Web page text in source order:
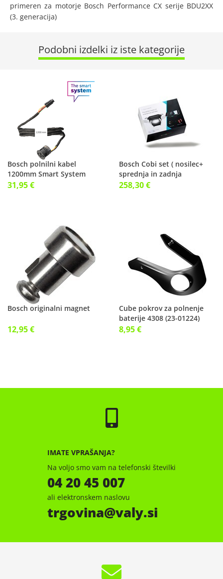
primeren za motorje Bosch Performance CX serije BDU2XX
(3. generacija)
Podobni izdelki iz iste kategorije
Bosch polnilni kabel
1200mm Smart System
31,95 €
Bosch Cobi set ( nosilec+
sprednja in zadnja
luč+daljinec )
258,30 €
Bosch originalni magnet
12,95 €
Cube pokrov za polnenje
baterije 4308 (23-01224)
8,95 €
IMATE VPRAŠANJA?
Na voljo smo vam na telefonski številki
04 20 45 007
ali elektronskem naslovu
trgovina valy.si